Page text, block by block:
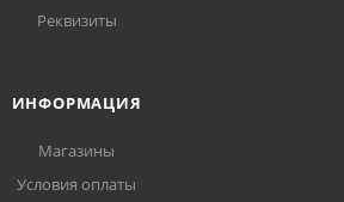
Реквизиты
ИНФОРМАЦИЯ
Магазины
Условия оплаты